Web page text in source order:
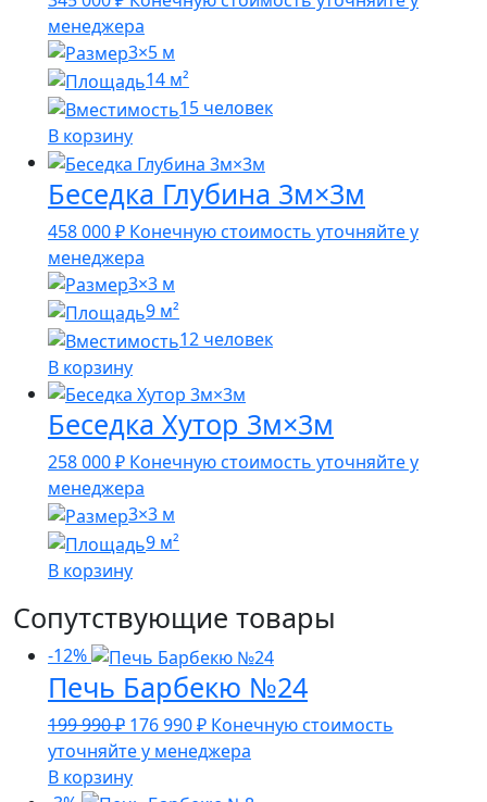
менеджера
3×5 м
14 м²
15 человек
В корзину
Беседка Глубина 3м×3м
458 000₽ Конечную стоимость уточняйте у
менеджера
3×3 м
9 м²
12 человек
В корзину
Беседка Хутор 3м×3м
258 000₽ Конечную стоимость уточняйте у
менеджера
3×3 м
9 м²
В корзину
Сопутствующие товары
-12%
Печь Барбекю №24
199 990₽ Первоначальная
цена
составляла
176 990₽Текущая
цена:
Конечную стоимость
уточняйте у менеджера
В корзину